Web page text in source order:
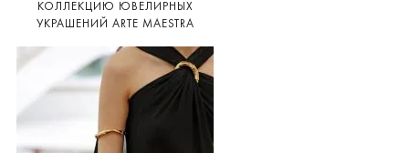
КОЛЛЕКЦИЮ ЮВЕЛИРНЫХ
УКРАШЕНИЙ ARTE MAESTRA